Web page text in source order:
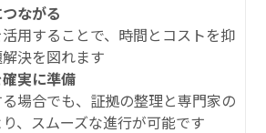
ながる
用することで、時間とコストを抑
決を図れます
実に準備
場合でも、証拠の整理と専門家の
、スムーズな進行が可能です